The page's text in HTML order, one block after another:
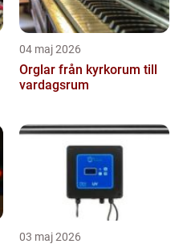
04 maj 2026
Orglar från kyrkorum till
vardagsrum
03 maj 2026